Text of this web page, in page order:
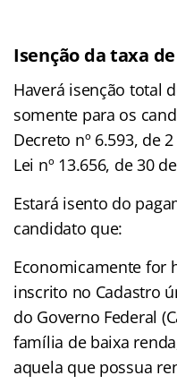
Isenção da taxa
Haverá isenção total
somente para os
Decreto nº 6.593, de
Lei nº 13.656, de 30
Estará isento do
candidato que:
Economicamente for
inscrito no Cadastro
do Governo Federal
família de baixa
aquela que possua